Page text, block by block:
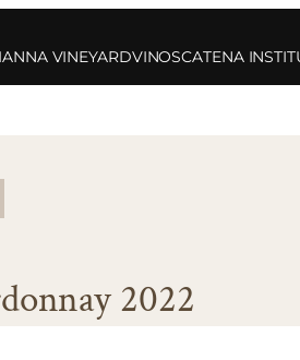
VINEYARDVINOSCATENA
2022